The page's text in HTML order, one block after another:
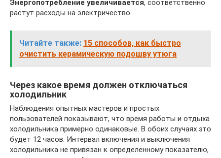
Энергопотребление увеличивается, соответственно
растут расходы на электричество.
Читайте также: 15 способов, как быстро
очистить керамическую подошву утюга
Через какое время должен отключаться
холодильник
Наблюдения опытных мастеров и простых
пользователей показывают, что время работы и отдыха
холодильника примерно одинаковые. В обоих случаях это
будет 12 часов. Интервал включения и выключения
холодильника не привязан к определенному показателю,